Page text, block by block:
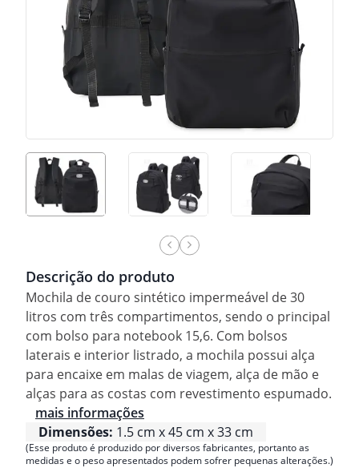
Descrição do produto
Mochila de couro sintético impermeável de 30
litros com três compartimentos, sendo o principal
com bolso para notebook 15,6. Com bolsos
laterais e interior listrado, a mochila possui alça
para encaixe em malas de viagem, alça de mão e
alças para as costas com revestimento espumado.
mais informações
Dimensões: 1.5 cm x 45 cm x 33 cm
(Esse produto é produzido por diversos fabricantes, portanto as
medidas e o peso apresentados podem sofrer pequenas alterações.)